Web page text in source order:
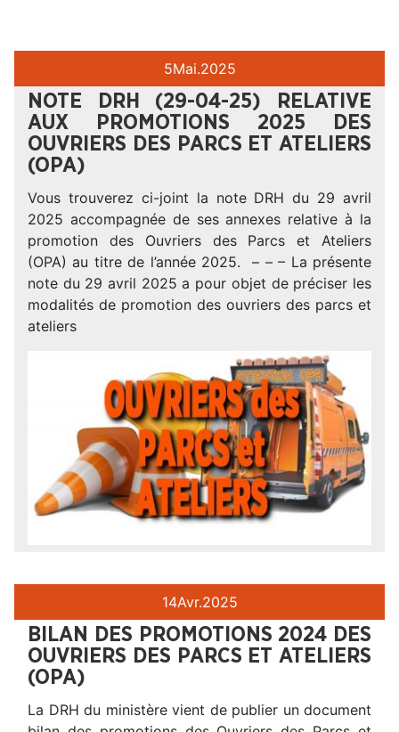
5Mai.2025
NOTE DRH (29-04-25) RELATIVE
AUX PROMOTIONS 2025 DES
OUVRIERS DES PARCS ET ATELIERS
(OPA)
Vous trouverez ci-joint la note DRH du 29 avril
2025 accompagnée de ses annexes relative à la
promotion des Ouvriers des Parcs et Ateliers
(OPA) au titre de l’année 2025. – – – La présente
note du 29 avril 2025 a pour objet de préciser les
modalités de promotion des ouvriers des parcs et
ateliers
14Avr.2025
BILAN DES PROMOTIONS 2024 DES
OUVRIERS DES PARCS ET ATELIERS
(OPA)
La DRH du ministère vient de publier un document